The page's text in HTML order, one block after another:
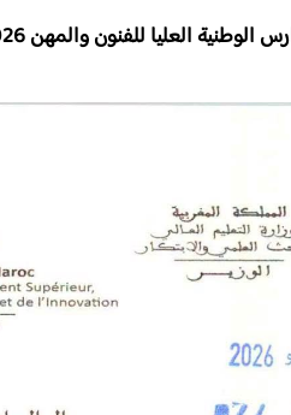
العليا للفنون والمهن 2026-2027